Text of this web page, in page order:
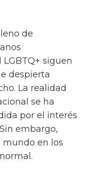
de
siguen
despierta
La realidad
se ha
por el interés
embargo,
en los